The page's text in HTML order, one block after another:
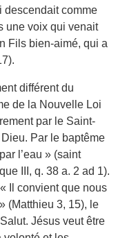
descendait comme
une voix qui venait
Fils bien-aimé, qui a
différent du
de la Nouvelle Loi
par le Saint-
Par le baptême
l’eau » (saint
III, q. 38 a. 2 ad 1).
Il convient que nous
(Matthieu 3, 15), le
Jésus veut être